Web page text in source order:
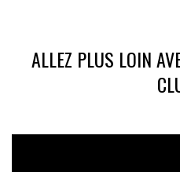
ALLEZ PLUS LOIN